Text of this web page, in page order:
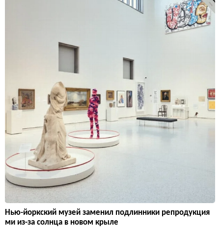
Нью-йоркский музей заменил подлинники репродукция
ми из-за солнца в новом крыле